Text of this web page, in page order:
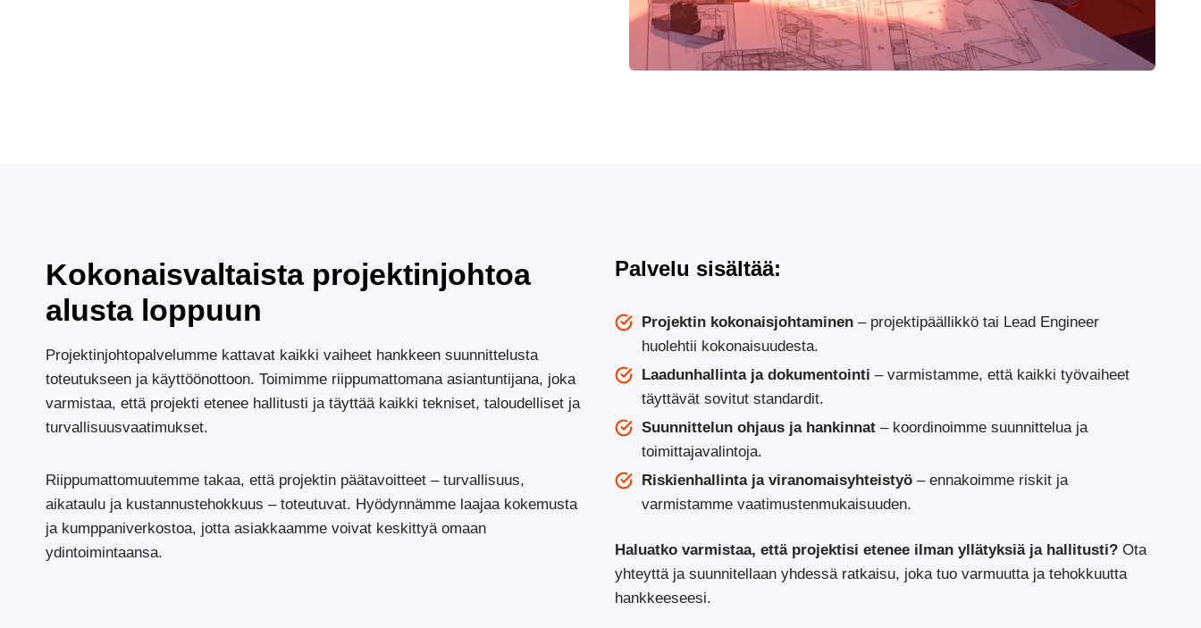
Kokonaisvaltaista projektinjohtoa
alusta loppuun
Projektinjohtopalvelumme kattavat kaikki vaiheet hankkeen suunnittelusta
toteutukseen ja käyttöönottoon. Toimimme riippumattomana asiantuntijana, joka
varmistaa, että projekti etenee hallitusti ja täyttää kaikki tekniset, taloudelliset ja
turvallisuusvaatimukset.
Riippumattomuutemme takaa, että projektin päätavoitteet – turvallisuus,
aikataulu ja kustannustehokkuus – toteutuvat. Hyödynnämme laajaa kokemusta
ja kumppaniverkostoa, jotta asiakkaamme voivat keskittyä omaan
ydintoimintaansa.
Palvelu sisältää:
Projektin kokonaisjohtaminen – projektipäällikkö tai Lead Engineer
huolehtii kokonaisuudesta.
Laadunhallinta ja dokumentointi – varmistamme, että kaikki työvaiheet
täyttävät sovitut standardit.
Suunnittelun ohjaus ja hankinnat – koordinoimme suunnittelua ja
toimittajavalintoja.
Riskienhallinta ja viranomaisyhteistyö – ennakoimme riskit ja
varmistamme vaatimustenmukaisuuden.
Haluatko varmistaa, että projektisi etenee ilman yllätyksiä ja hallitusti? Ota
yhteyttä ja suunnitellaan yhdessä ratkaisu, joka tuo varmuutta ja tehokkuutta
hankkeeseesi.